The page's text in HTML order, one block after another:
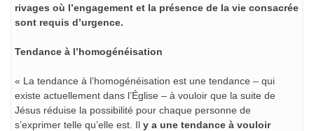
rivages où l’engagement et la présence de la vie consacrée
sont requis d’urgence.
Tendance à l’homogénéisation
« La tendance à l’homogénéisation est une tendance – qui
existe actuellement dans l’Église – à vouloir que la suite de
Jésus réduise la possibilité pour chaque personne de
s’exprimer telle qu’elle est. Il y a une tendance à vouloir